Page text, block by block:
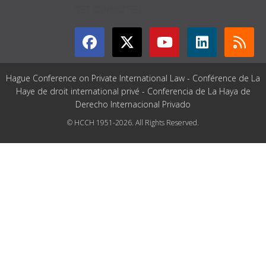
Hague Conference on Private International Law - Conférence de La
Haye de droit international privé - Conferencia de La Haya de
Derecho Internacional Privado
© HCCH 1951-2026. All Rights Reserved.